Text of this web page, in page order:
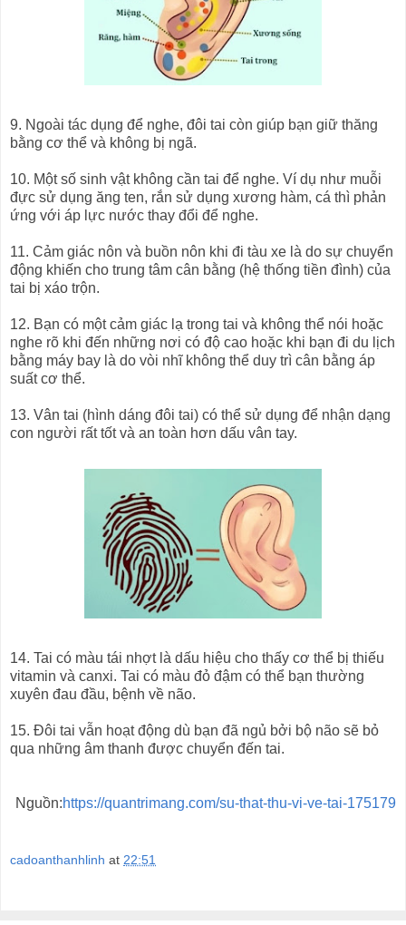
9. Ngoài tác dụng để nghe, đôi tai còn giúp bạn giữ thăng
bằng cơ thể và không bị ngã.
10. Một số sinh vật không cần tai để nghe. Ví dụ như muỗi
đực sử dụng ăng ten, rắn sử dụng xương hàm, cá thì phản
ứng với áp lực nước thay đổi để nghe.
11. Cảm giác nôn và buồn nôn khi đi tàu xe là do sự chuyển
động khiến cho trung tâm cân bằng (hệ thống tiền đình) của
tai bị xáo trộn.
12. Bạn có một cảm giác lạ trong tai và không thể nói hoặc
nghe rõ khi đến những nơi có độ cao hoặc khi bạn đi du lịch
bằng máy bay là do vòi nhĩ không thể duy trì cân bằng áp
suất cơ thể.
13. Vân tai (hình dáng đôi tai) có thể sử dụng để nhận dạng
con người rất tốt và an toàn hơn dấu vân tay.
14. Tai có màu tái nhợt là dấu hiệu cho thấy cơ thể bị thiếu
vitamin và canxi. Tai có màu đỏ đậm có thể bạn thường
xuyên đau đầu, bệnh về não.
15. Đôi tai vẫn hoạt động dù bạn đã ngủ bởi bộ não sẽ bỏ
qua những âm thanh được chuyển đến tai.
Nguồn:https://quantrimang.com/su-that-thu-vi-ve-tai-175179
cadoanthanhlinh at 22:51